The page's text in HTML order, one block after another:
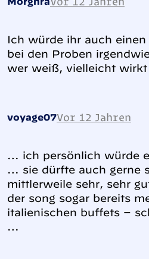
Ich würde ihr auch
bei den Proben
wer weiß, vielleicht
voyage07Vor 12 Jahren
… ich persönlich würde
… sie dürfte auch gerne
mittlerweile sehr, sehr
der song sogar bereits
italienischen buffets –
…